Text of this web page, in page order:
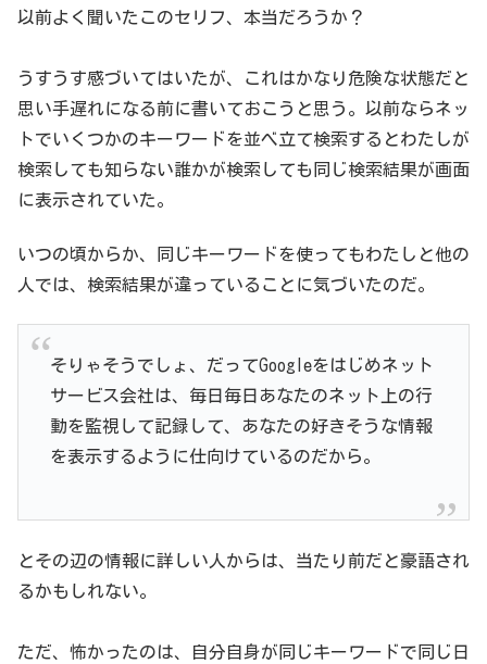
以前よく聞いたこのセリフ、本当だろうか？
うすうす感づいてはいたが、これはかなり危険な状態だと
思い手遅れになる前に書いておこうと思う。以前ならネッ
トでいくつかのキーワードを並べ立て検索するとわたしが
検索しても知らない誰かが検索しても同じ検索結果が画面
に表示されていた。
いつの頃からか、同じキーワードを使ってもわたしと他の
人では、検索結果が違っていることに気づいたのだ。
そりゃそうでしょ、だってGoogleをはじめネット
サービス会社は、毎日毎日あなたのネット上の行
動を監視して記録して、あなたの好きそうな情報
を表示するように仕向けているのだから。
とその辺の情報に詳しい人からは、当たり前だと豪語され
るかもしれない。
ただ、怖かったのは、自分自身が同じキーワードで同じ日